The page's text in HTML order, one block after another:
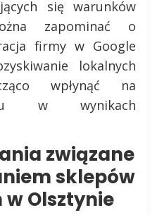
się warunków
zapominać o
firmy w Google
lokalnych
wpłynąć na
w wynikach
związane
sklepów
Olsztynie